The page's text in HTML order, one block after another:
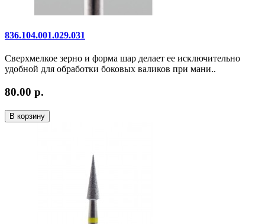
836.104.001.029.031
Сверхмелкое зерно и форма шар делает ее исключительно
удобной для обработки боковых валиков при мани..
80.00 р.
В корзину